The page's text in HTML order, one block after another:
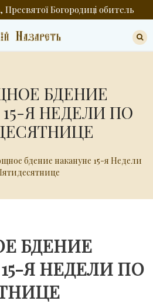
Богородиці обитель
БДЕНИЕ
Я НЕДЕЛИ ПО
бдение накануне 15-я Недели
БДЕНИЕ
Я НЕДЕЛИ ПО